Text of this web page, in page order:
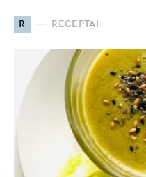
R RECEPTAI